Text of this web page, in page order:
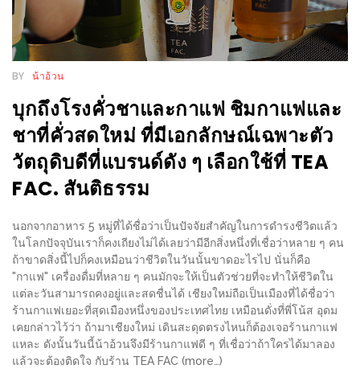
กับ
น้า
อ้วน
พา
เพื่อน
ม่วน
กั๋น
บน
INSTAGRAM
รวม
โปร
BY น้าอ้วน
บุกถึงโรงคั่วชาและกาแฟ ชิมกาแฟและ
ชาที่คั่วสดใหม่ ที่มีเอกลักษณ์เฉพาะตัว
วัตถุดิบดีที่แบรนด์ดัง ๆ เลือกใช้ที่ TEA
FAC. สันติธรรม
นอกจากอาหาร 5 หมู่ที่ได้ชื่อว่าเป็นปัจจัยสำคัญในการดำรงชีวิตแล้ว
ในโลกปัจจุบันเราก็คงเถียงไม่ได้เลยว่ามีอีกสิ่งหนึ่งที่เชื่อว่าหลาย ๆ คน
ถ้าขาดสิ่งนี้ไปก็คงเหมือนว่าชีวิตในวันนั้นขาดอะไรไป นั่นก็คือ
"กาแฟ" เครื่องดื่มที่หลาย ๆ คนมักจะให้เป็นตัวช่วยที่จะทำให้ชีวิตใน
แต่ละวันสามารถคงอยู่และสดชื่นได้ เชียงใหม่ถือเป็นเมืองที่ได้ชื่อว่า
ร้านกาแฟเยอะที่สุดเมืองหนึ่งของประเทศไทย เหมือนดั่งที่พี่โน้ส อุดม
เคยกล่าวไว้ว่า ถ้ามาเชียงใหม่ เดินสะดุดตรงไหนก็ต้องเจอร้านกาแฟ
แหละ ดังนั้นวันนี้น้าอ้วนจึงมีร้านกาแฟดี ๆ ที่เชื่อว่าถ้าใครได้มาลอง
แล้วจะต้องติดใจ กับร้าน TEA FAC (more…)